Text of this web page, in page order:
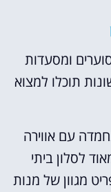
ומסעדות
תוכלו למצוא
עם אווירה
לסלון ביתי
מגוון של מנות